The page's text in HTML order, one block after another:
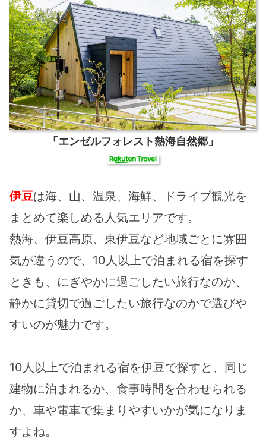
「エンゼルフォレスト熱海自然郷」
伊豆は海、山、温泉、海鮮、ドライブ観光を
まとめて楽しめる人気エリアです。
熱海、伊豆高原、東伊豆など地域ごとに雰囲
気が違うので、10人以上で泊まれる宿を探す
ときも、にぎやかに過ごしたい旅行なのか、
静かに貸切で過ごしたい旅行なのかで選びや
すいのが魅力です。
10人以上で泊まれる宿を伊豆で探すと、同じ
建物に泊まれるか、食事時間を合わせられる
か、車や電車で集まりやすいかが気になりま
すよね。